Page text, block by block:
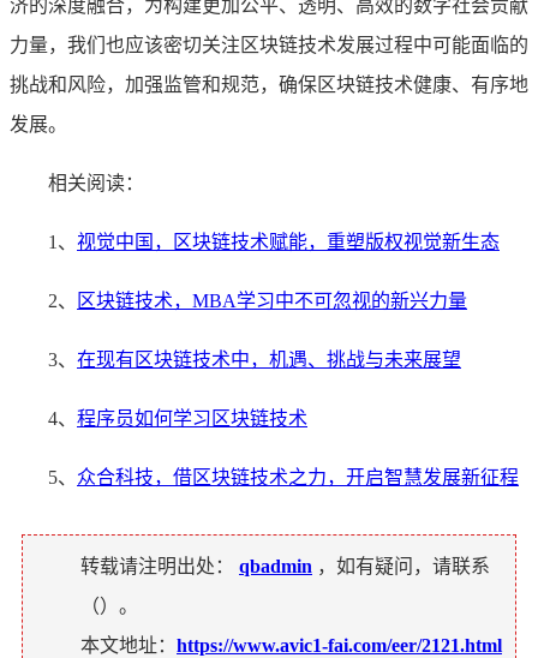
济的深度融合，为构建更加公平、透明、高效的数字社会贡献
力量，我们也应该密切关注区块链技术发展过程中可能面临的
挑战和风险，加强监管和规范，确保区块链技术健康、有序地
发展。
相关阅读：
1、 视觉中国，区块链技术赋能，重塑版权视觉新生态
2、 区块链技术，MBA学习中不可忽视的新兴力量
3、 在现有区块链技术中，机遇、挑战与未来展望
4、 程序员如何学习区块链技术
5、 众合科技，借区块链技术之力，开启智慧发展新征程
转载请注明出处： qbadmin ，如有疑问，请联系
（）。
本文地址： https://www.avic1-fai.com/eer/2121.html